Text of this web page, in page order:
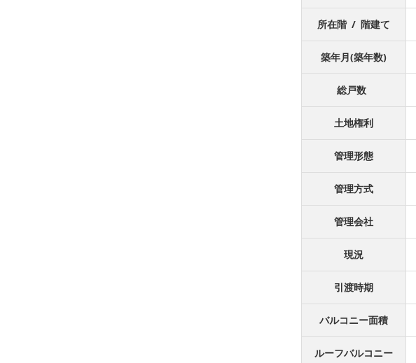
所在階 / 階建て
築年月(築年数)
総戸数
土地権利
管理形態
管理方式
管理会社
現況
引渡時期
バルコニー面積
ルーフバルコニー